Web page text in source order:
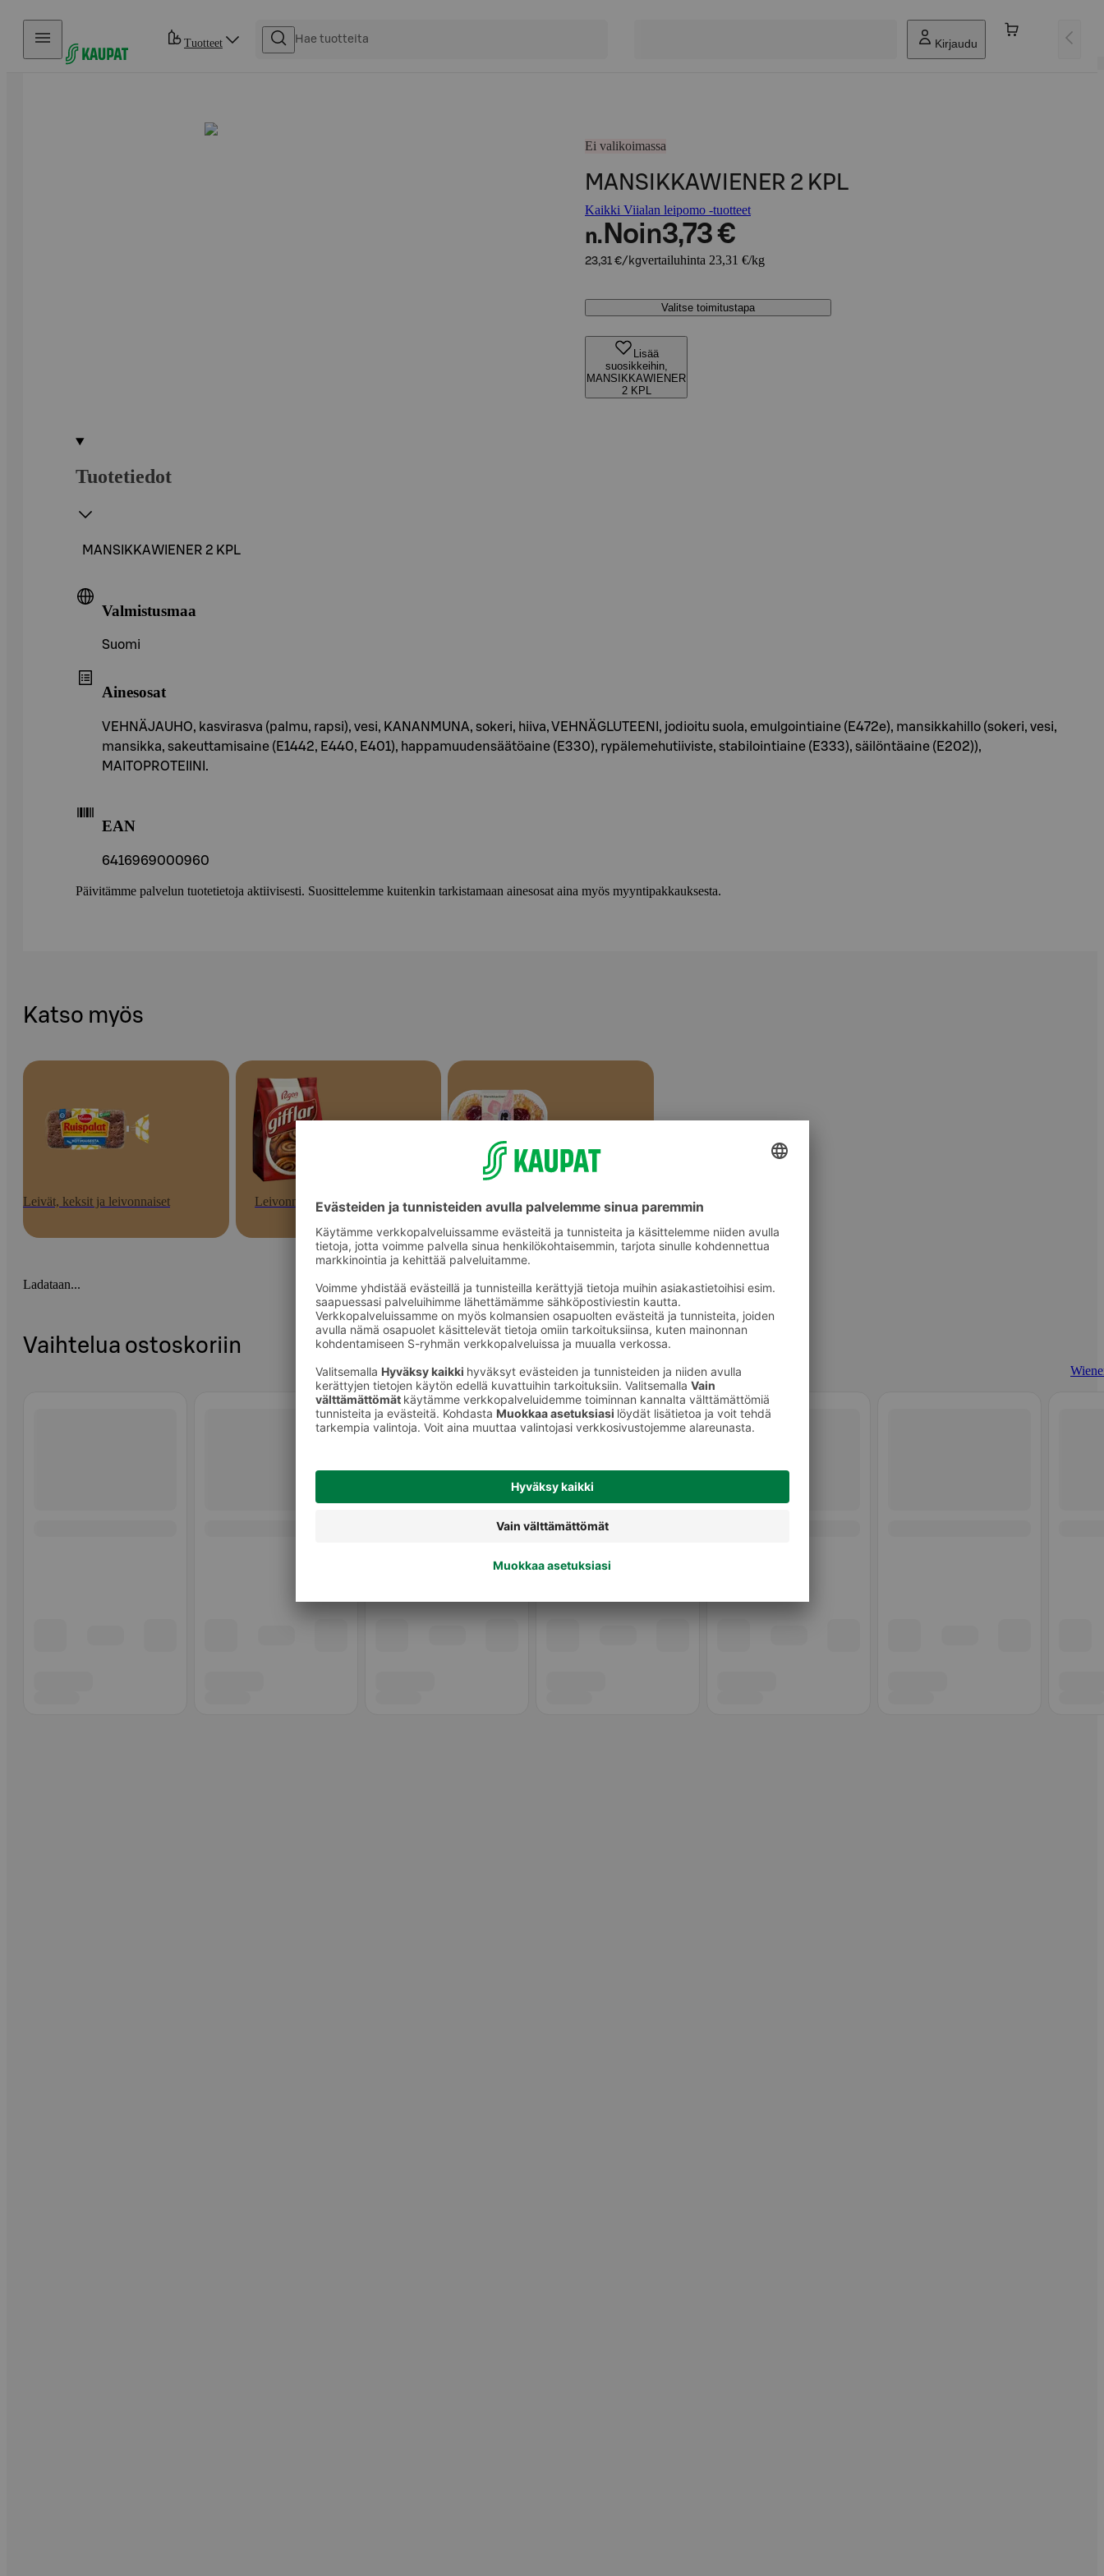
Hyppää sisältöön
Tuotteet Kirjaudu
Ei valikoimassa
MANSIKKAWIENER 2 KPL
Kaikki Viialan leipomo -tuotteet
n. Noin3,73 €
23,31 €/kgvertailuhinta 23,31 €/kg
Valitse toimitustapa
Lisää
suosikkeihin,
MANSIKKAWIENER
2 KPL
Tuotetiedot
MANSIKKAWIENER 2 KPL
Valmistusmaa
Suomi
Ainesosat
VEHNÄJAUHO, kasvirasva (palmu, rapsi), vesi, KANANMUNA, sokeri, hiiva, VEHNÄGLUTEENI, jodioitu suola, emulgointiaine (E472e), mansikkahillo (sokeri, vesi,
mansikka, sakeuttamisaine (E1442, E440, E401), happamuudensäätöaine (E330), rypälemehutiiviste, stabilointiaine (E333), säilöntäaine (E202)),
MAITOPROTEIINI.
EAN
6416969000960
Päivitämme palvelun tuotetietoja aktiivisesti. Suosittelemme kuitenkin tarkistamaan ainesosat aina myös myyntipakkauksesta.
Katso myös
Leivät, keksit ja leivonnaiset Leivonnaiset Wienerit
Ladataan...
Vaihtelua ostoskoriin